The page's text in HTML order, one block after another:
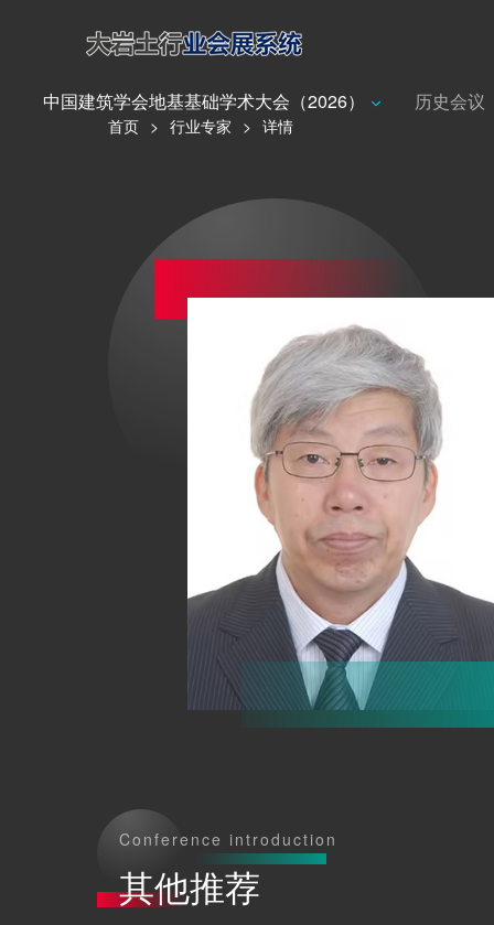
中国建筑学会地基基础学术大会（2026） 历史会议
首页 > 行业专家 > 详情
Conference introduction
其他推荐